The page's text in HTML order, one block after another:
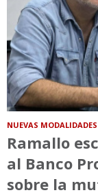
NUEVAS
Ramallo
al Banco
sobre la